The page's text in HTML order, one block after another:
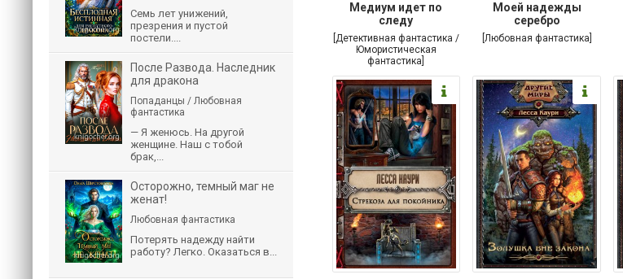
Медиум идет по
следу
[Детективная фантастика /
Юмористическая
фантастика]
Моей надежды
серебро
[Любовная фантастика]
Семь лет унижений,
презрения и пустой
постели....
После Развода. Наследник
для дракона
Попаданцы / Любовная
фантастика
— Я женюсь. На другой
женщине. Наш с тобой
брак,...
Осторожно, темный маг не
женат!
Любовная фантастика
Потерять надежду найти
работу? Легко. Оказаться в...